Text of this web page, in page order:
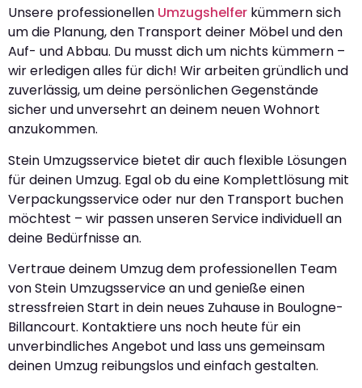
Unsere professionellen Umzugshelfer kümmern sich
um die Planung, den Transport deiner Möbel und den
Auf- und Abbau. Du musst dich um nichts kümmern –
wir erledigen alles für dich! Wir arbeiten gründlich und
zuverlässig, um deine persönlichen Gegenstände
sicher und unversehrt an deinem neuen Wohnort
anzukommen.
Stein Umzugsservice bietet dir auch flexible Lösungen
für deinen Umzug. Egal ob du eine Komplettlösung mit
Verpackungsservice oder nur den Transport buchen
möchtest – wir passen unseren Service individuell an
deine Bedürfnisse an.
Vertraue deinem Umzug dem professionellen Team
von Stein Umzugsservice an und genieße einen
stressfreien Start in dein neues Zuhause in Boulogne-
Billancourt. Kontaktiere uns noch heute für ein
unverbindliches Angebot und lass uns gemeinsam
deinen Umzug reibungslos und einfach gestalten.